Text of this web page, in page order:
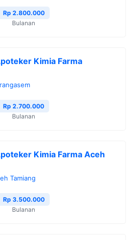
Rp 2.800.000
Bulanan
Kimia Farma
Rp 2.700.000
Bulanan
Kimia Farma Aceh
Tamiang
Rp 3.500.000
Bulanan